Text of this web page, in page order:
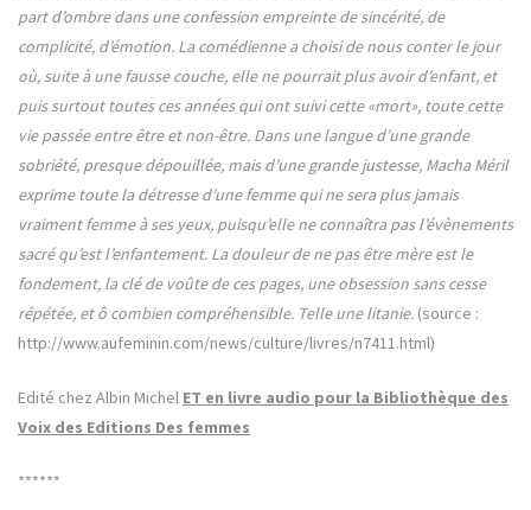
part d’ombre dans une confession empreinte de sincérité, de
complicité, d’émotion. La comédienne a choisi de nous conter le jour
où, suite à une fausse couche, elle ne pourrait plus avoir d’enfant, et
puis surtout toutes ces années qui ont suivi cette «mort», toute cette
vie passée entre être et non-être. Dans une langue d’une grande
sobriété, presque dépouillée, mais d’une grande justesse, Macha Méril
exprime toute la détresse d’une femme qui ne sera plus jamais
vraiment femme à ses yeux, puisqu’elle ne connaîtra pas l’évènements
sacré qu’est l’enfantement. La douleur de ne pas être mère est le
fondement, la clé de voûte de ces pages, une obsession sans cesse
répétée, et ô combien compréhensible. Telle une litanie. (source :
http://www.aufeminin.com/news/culture/livres/n7411.html)
Edité chez Albin Michel ET en livre audio pour la Bibliothèque des
Voix des Editions Des femmes
******